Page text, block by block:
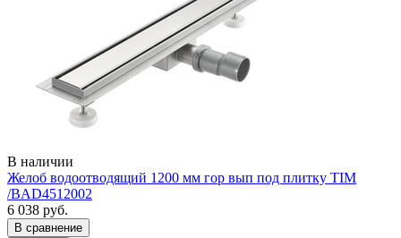
В наличии
Желоб водоотводящий 1200 мм гор вып под плитку TIM
/BAD4512002
6 038 руб.
В сравнение